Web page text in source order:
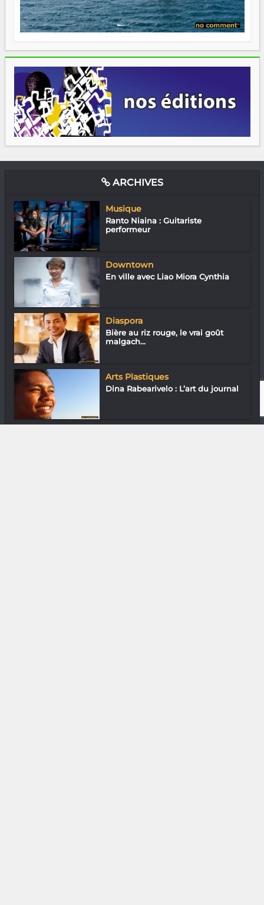
ARCHIVES
Musique
Ranto Niaina : Guitariste
performeur
Downtown
En ville avec Liao Miora Cynthia
Diaspora
Bière au riz rouge, le vrai goût
malgach...
Arts Plastiques
Dina Rabearivelo : L’art du journal